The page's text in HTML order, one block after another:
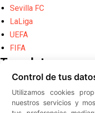
Sevilla FC
LaLiga
UEFA
FIFA
Translate
Powered by
Translate
Diseño web creado por
Control de tus
Utilizamos cookies
nuestros servicios y